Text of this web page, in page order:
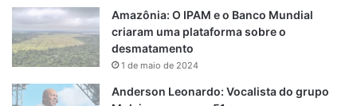
Amazônia: O IPAM e o Banco Mundial
criaram uma plataforma sobre o
desmatamento
1 de maio de 2024
Anderson Leonardo: Vocalista do grupo